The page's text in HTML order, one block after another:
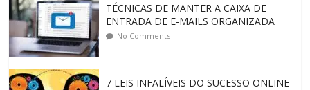
TÉCNICAS DE MANTER A CAIXA DE
ENTRADA DE E-MAILS ORGANIZADA
No Comments
7 LEIS INFALÍVEIS DO SUCESSO ONLINE